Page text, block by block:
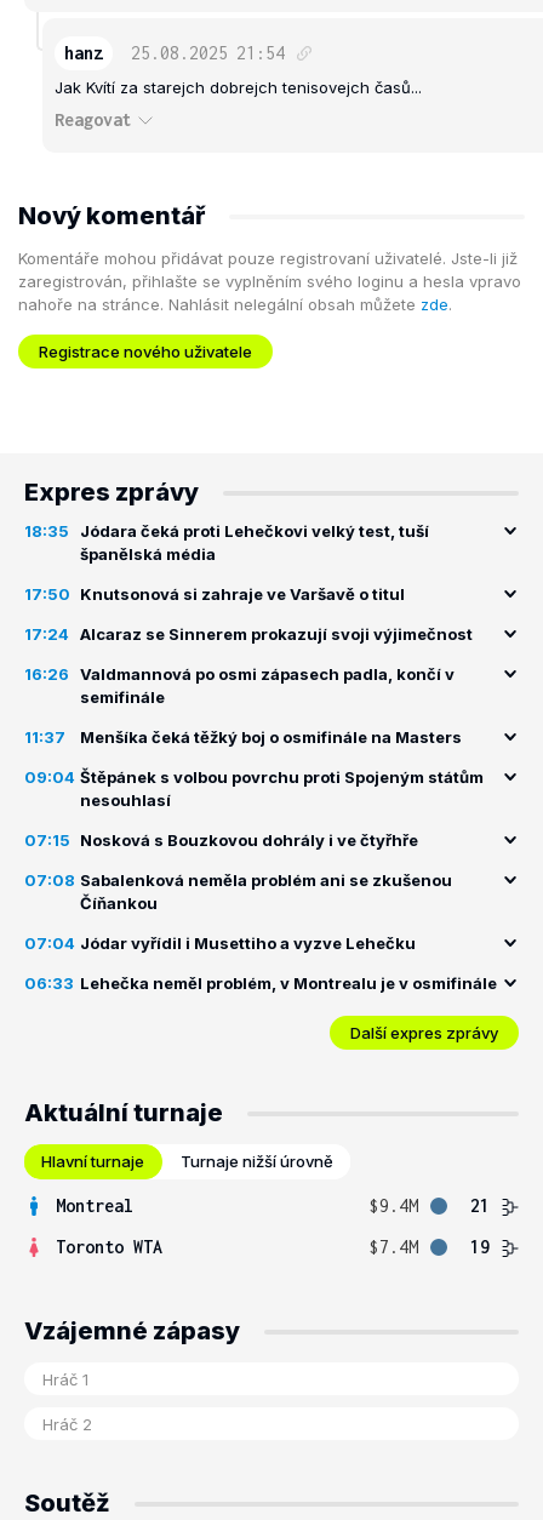
hanz 25.08.2025 21:54
Jak Kvítí za starejch dobrejch tenisovejch časů...
Reagovat
Nový komentář
Komentáře mohou přidávat pouze registrovaní uživatelé. Jste-li již
zaregistrován, přihlašte se vyplněním svého loginu a hesla vpravo
nahoře na stránce. Nahlásit nelegální obsah můžete zde.
Registrace nového uživatele
Expres zprávy
18:35
Jódara čeká proti Lehečkovi velký test, tuší
španělská média
17:50 Knutsonová si zahraje ve Varšavě o titul
17:24 Alcaraz se Sinnerem prokazují svoji výjimečnost
16:26
Valdmannová po osmi zápasech padla, končí v
semifinále
11:37 Menšíka čeká těžký boj o osmifinále na Masters
09:04 Štěpánek s volbou povrchu proti Spojeným státům
nesouhlasí
07:15 Nosková s Bouzkovou dohrály i ve čtyřhře
07:08 Sabalenková neměla problém ani se zkušenou
Číňankou
07:04 Jódar vyřídil i Musettiho a vyzve Lehečku
06:33 Lehečka neměl problém, v Montrealu je v osmifinále
Další expres zprávy
Aktuální turnaje
Hlavní turnaje Turnaje nižší úrovně
Montreal $9.4M
21
Toronto WTA
$7.4M 19
Vzájemné zápasy
Soutěž